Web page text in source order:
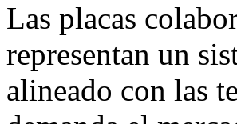
Las placas
representan un
alineado con las